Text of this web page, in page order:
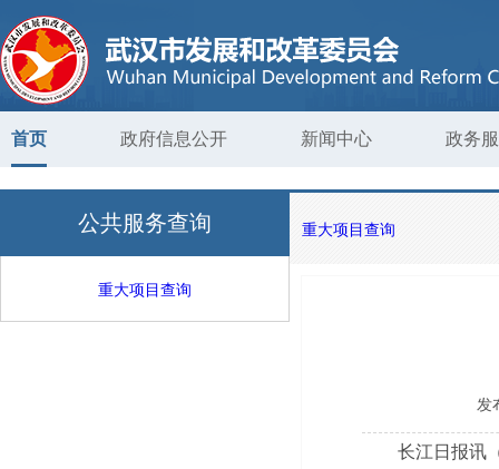
首页 政府信息公开 新闻中心 政务
公共服务查询
重大项目查询
重大项目查询
发
长江日报讯